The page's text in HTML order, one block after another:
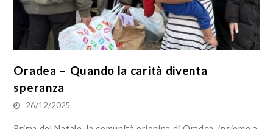
Oradea – Quando la carità diventa
speranza
26/12/2025